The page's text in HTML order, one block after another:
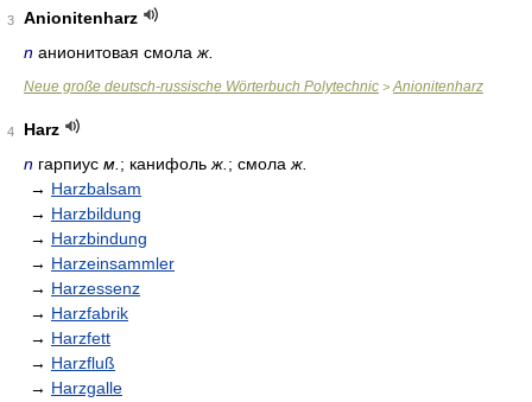
3
Anionitenharz
n анионитовая смола ж.
Neue große deutsch-russische Wörterbuch Polytechnic > Anionitenharz
4
Harz
n гарпиус м. ; канифоль ж. ; смола ж.
→ Harzbalsam
→ Harzbildung
→ Harzbindung
→ Harzeinsammler
→ Harzessenz
→ Harzfabrik
→ Harzfett
→ Harzfluß
→ Harzgalle